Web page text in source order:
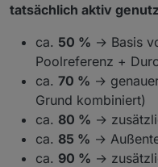
tatsächlich aktiv
ca. 50 % → Basis
Poolreferenz +
ca. 70 % →
Grund kombiniert)
ca. 80 % →
ca. 85 % →
ca. 90 % →